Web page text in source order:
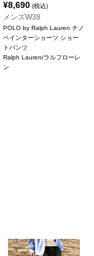
¥8,690 (税込)
メンズW38
POLO by Ralph Lauren チノ
ペインターショーツ ショー
トパンツ
Ralph Lauren/ラルフローレ
ン